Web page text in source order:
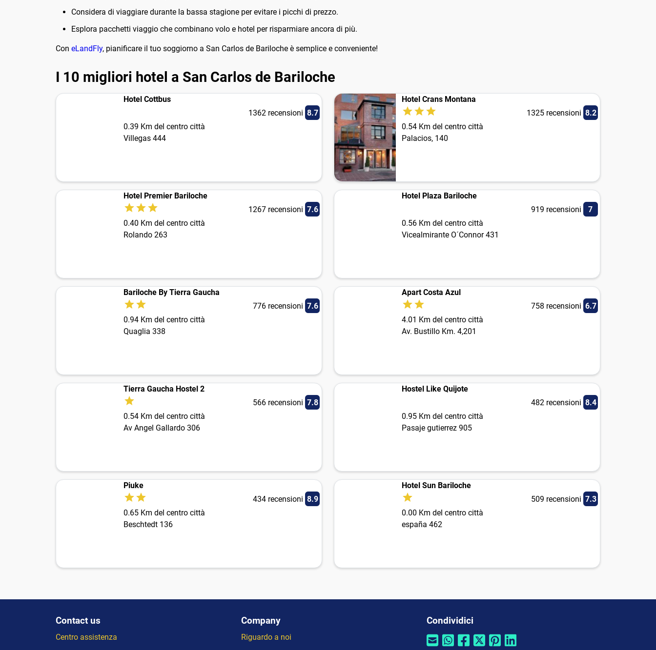
Considera di viaggiare durante la bassa stagione per evitare i picchi di prezzo.
Esplora pacchetti viaggio che combinano volo e hotel per risparmiare ancora di più.
Con eLandFly, pianificare il tuo soggiorno a San Carlos de Bariloche è semplice e conveniente!
I 10 migliori hotel a San Carlos de Bariloche
Hotel Cottbus
1362 recensioni 8.7
0.39 Km del centro città
Villegas 444
Hotel Crans Montana
1325 recensioni 8.2
0.54 Km del centro città
Palacios, 140
Hotel Premier Bariloche
1267 recensioni 7.6
0.40 Km del centro città
Rolando 263
Hotel Plaza Bariloche
919 recensioni
7
0.56 Km del centro città
Vicealmirante O´Connor 431
Bariloche By Tierra Gaucha
776 recensioni 7.6
0.94 Km del centro città
Quaglia 338
Apart Costa Azul
758 recensioni 6.7
4.01 Km del centro città
Av. Bustillo Km. 4,201
Tierra Gaucha Hostel 2
566 recensioni 7.8
0.54 Km del centro città
Av Angel Gallardo 306
Hostel Like Quijote
482 recensioni 8.4
0.95 Km del centro città
Pasaje gutierrez 905
Piuke
434 recensioni 8.9
0.65 Km del centro città
Beschtedt 136
Hotel Sun Bariloche
509 recensioni 7.3
0.00 Km del centro città
españa 462
Contact us
Centro assistenza
Company
Riguardo a noi
Condividici